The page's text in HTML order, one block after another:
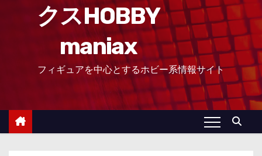
クスHOBBY
maniax
フィギュアを中心とするホビー系情報サイト